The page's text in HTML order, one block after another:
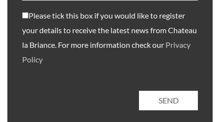
Please tick this box if you would like to register
your details to receive the latest news from Chateau
la Briance. For more information check our Privacy
Policy
SEND